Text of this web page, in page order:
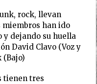
rock, llevan
miembros han ido
y dejando su huella
David Clavo (Voz y
(Bajo)
tienen tres